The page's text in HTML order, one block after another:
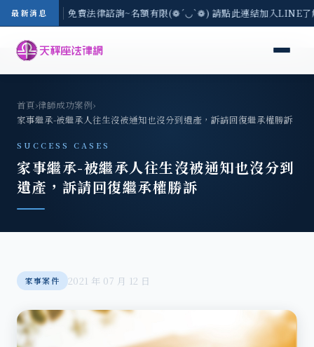
最新消息
-8/3(一) 現場免費法律諮詢~名額有限(❁´◡`❁) 請點此連結加入LINE
首頁›律師成功案例›
家事繼承-被繼承人往生沒被通知也沒分到遺產，訴請回復繼承權勝訴
SUCCESS CASES
家事繼承-被繼承人往生沒被通知也沒分到
遺產，訴請回復繼承權勝訴
家事案件 2021 年 07 月 12 日